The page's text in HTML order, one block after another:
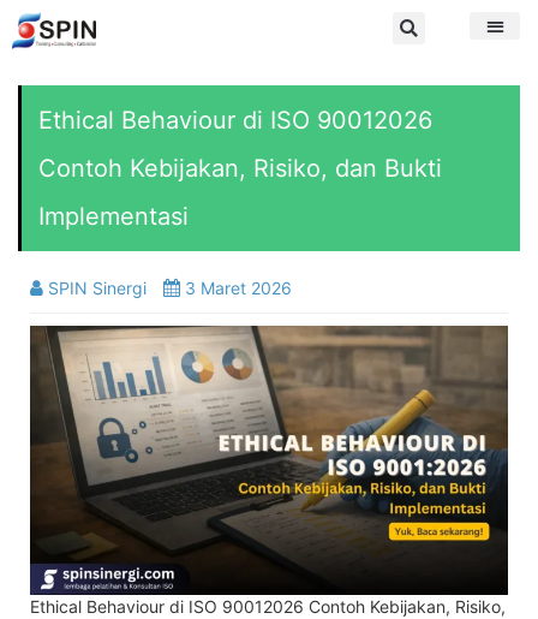
Ethical Behaviour di ISO 90012026
Contoh Kebijakan, Risiko, dan Bukti
Implementasi
SPIN Sinergi 3 Maret 2026
Ethical Behaviour di ISO 90012026 Contoh Kebijakan, Risiko,